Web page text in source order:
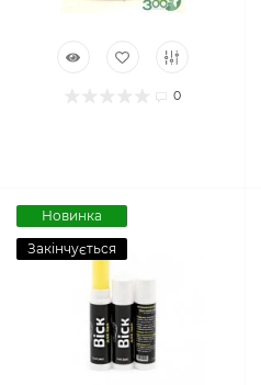
0
Новинка
Закінчується